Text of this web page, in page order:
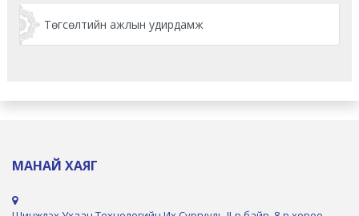
Төгсөлтийн ажлын удирдамж
МАНАЙ ХАЯГ